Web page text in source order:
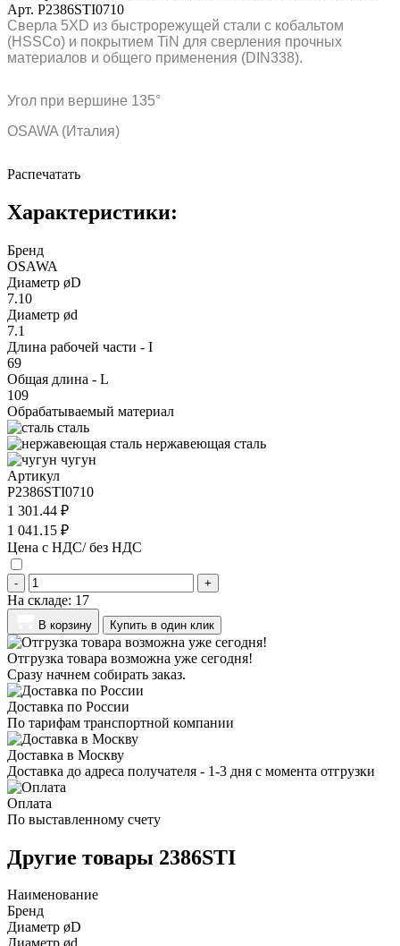
Арт. P2386STI0710
Сверла 5XD из быстрорежущей стали с кобальтом
(HSSCo) и покрытием TiN для сверления прочных
материалов и общего применения (DIN338).
Угол при вершине 135°
OSAWA (Италия)
Распечатать
Характеристики:
Бренд
OSAWA
Диаметр øD
7.10
Диаметр ød
7.1
Длина рабочей части - I
69
Общая длина - L
109
Обрабатываемый материал
сталь
нержавеющая сталь
чугун
Артикул
P2386STI0710
1 301.44 ₽
1 041.15 ₽
Цена с НДС/ без НДС
- +
На складе: 17
В корзину Купить в один клик
Отгрузка товара возможна уже сегодня!
Сразу начнем собирать заказ.
Доставка по России
По тарифам транспортной компании
Доставка в Москву
Доставка до адреса получателя - 1-3 дня с момента отгрузки
Оплата
По выставленному счету
Другие товары 2386STI
Наименование
Бренд
Диаметр øD